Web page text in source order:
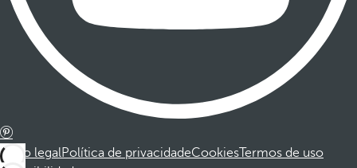
Aviso legalPolítica de privacidadeCookiesTermos de uso